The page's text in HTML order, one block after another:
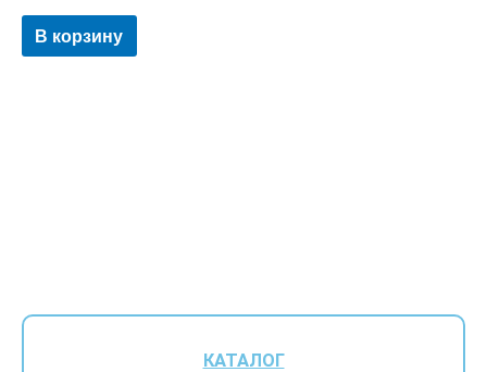
КАТАЛОГ
В корзину